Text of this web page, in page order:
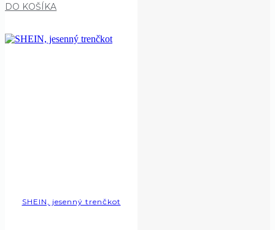
DO KOŠÍKA
SHEIN, jesenný trenčkot